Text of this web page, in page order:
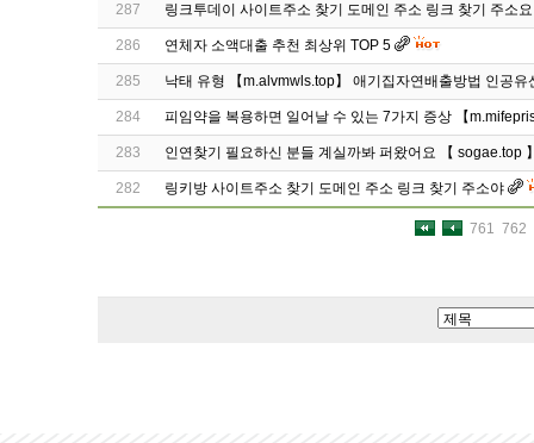
287 링크투데이 사이트주소 찾기 도메인 주소 링크 찾기 주소요
286 연체자 소액대출 추천 최상위 TOP 5
285 낙태 유형 【m.alvmwls.top】 애기집자연배출방법 인공유
284 피임약을 복용하면 일어날 수 있는 7가지 증상 【
283 인연찾기 필요하신 분들 계실까봐 퍼왔어요 【 sogae.top
282 링키방 사이트주소 찾기 도메인 주소 링크 찾기 주소야
761 762